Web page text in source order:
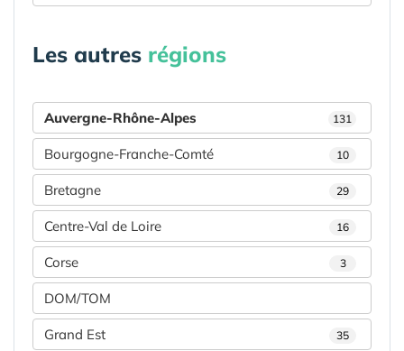
Les autres régions
Auvergne-Rhône-Alpes 131
Bourgogne-Franche-Comté 10
Bretagne 29
Centre-Val de Loire 16
Corse 3
DOM/TOM
Grand Est 35